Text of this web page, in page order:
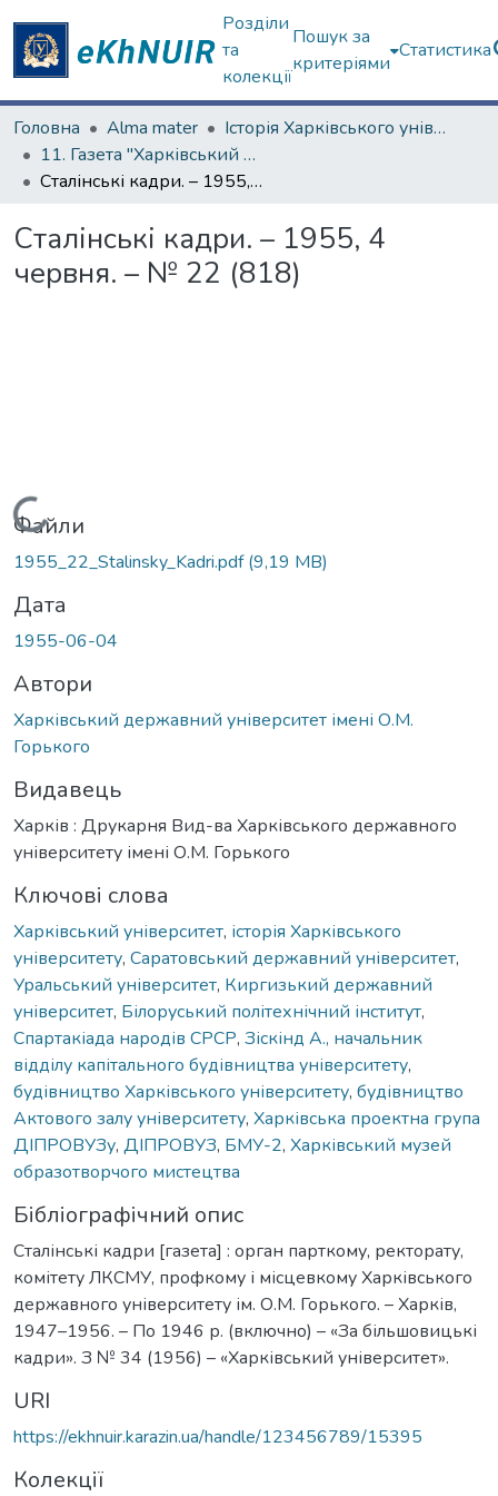
Розділи
та
колекції
Пошук за
критеріями
Статистика
Головна Alma mater
Історія Харківського університету
11. Газета "Харківський університет"
Сталінські кадри. – 1955, 4 червня. – № 22 (818)
Сталінські кадри. – 1955, 4
червня. – № 22 (818)
Вантажиться...
Файли
1955_22_Stalinsky_Kadri.pdf(9,19 MB)
Дата
1955-06-04
Автори
Харківський державний університет імені О.М.
Горького
Видавець
Харків : Друкарня Вид-ва Харківського державного
університету імені О.М. Горького
Ключові слова
Харківський університет, історія Харківського
університету, Саратовський державний університет,
Уральський університет, Киргизький державний
університет, Білоруський політехнічний інститут,
Спартакіада народів СРСР, Зіскінд А., начальник
відділу капітального будівництва університету,
будівництво Харківського університету, будівництво
Актового залу університету, Харківська проектна група
ДІПРОВУЗу, ДІПРОВУЗ, БМУ-2, Харківський музей
образотворчого мистецтва
Бібліографічний опис
Сталінські кадри [газета] : орган парткому, ректорату,
комітету ЛКСМУ, профкому і місцевкому Харківського
державного університету ім. О.М. Горького. – Харків,
1947–1956. – По 1946 р. (включно) – «За більшовицькі
кадри». З № 34 (1956) – «Харківський університет».
URI
https://ekhnuir.karazin.ua/handle/123456789/15395
Колекції